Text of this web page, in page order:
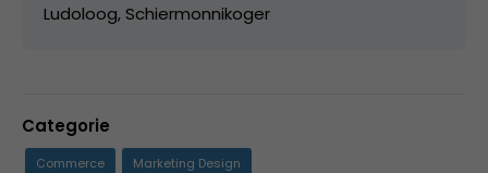
Ludoloog, Schiermonnikoger
Categorie
Commerce Marketing Design